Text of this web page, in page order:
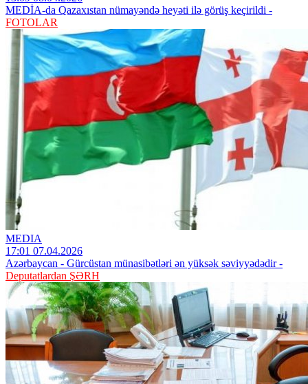
MEDİA-da Qazaxıstan nümayəndə heyəti ilə görüş keçirildi -
FOTOLAR
MEDIA
17:01 07.04.2026
Azərbaycan - Gürcüstan münasibətləri ən yüksək səviyyədədir -
Deputatlardan ŞƏRH